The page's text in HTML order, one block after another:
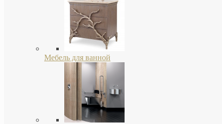
Мебель для ванной